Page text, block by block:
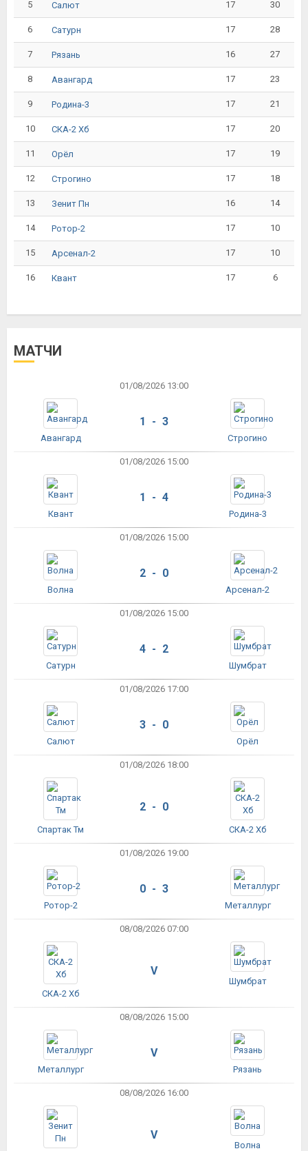
5 Салют 17 30
6 Сатурн 17 28
7 Рязань 16 27
8 Авангард 17 23
9 Родина-3 17 21
10 СКА-2 Хб 17 20
11 Орёл 17 19
12 Строгино 17 18
13 Зенит Пн 16 14
14 Ротор-2 17 10
15 Арсенал-2 17 10
16 Квант 17 6
МАТЧИ
01/08/2026 13:00
Авангард
1 - 3
Строгино
01/08/2026 15:00
Квант
1 - 4
Родина-3
01/08/2026 15:00
Волна
2 - 0
Арсенал-2
01/08/2026 15:00
Сатурн
4 - 2
Шумбрат
01/08/2026 17:00
Салют
3 - 0
Орёл
01/08/2026 18:00
Спартак Тм
2 - 0
СКА-2 Хб
01/08/2026 19:00
Ротор-2
0 - 3
Металлург
08/08/2026 07:00
СКА-2 Хб
V
Шумбрат
08/08/2026 15:00
Металлург
V
Рязань
08/08/2026 16:00
V
Волна